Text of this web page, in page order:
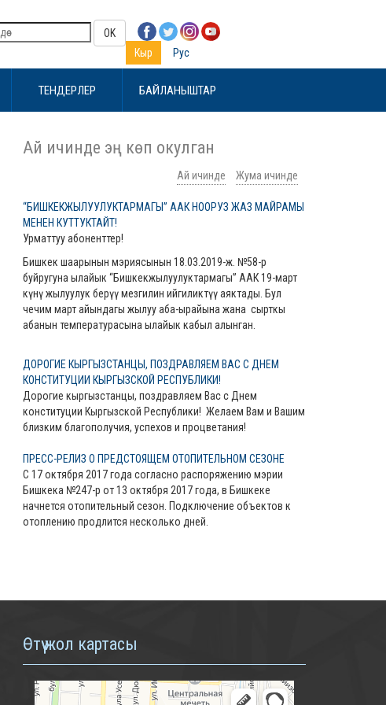
OK
Кыр
Рус
ТЕНДЕРЛЕР БАЙЛАНЫШТАР
Ай ичинде эң көп окулган
Ай ичинде Жума ичинде
“БИШКЕКЖЫЛУУЛУКТАРМАГЫ” ААК НООРУЗ ЖАЗ МАЙРАМЫ
МЕНЕН КУТТУКТАЙТ!
Урматтуу абоненттер!
Бишкек шаарынын мэриясынын 18.03.2019-ж. №58-р
буйругуна ылайык “Бишкекжылуулуктармагы” ААК 19-март
күнү жылуулук берүү мезгилин ийгиликтүү аяктады. Бул
чечим март айындагы жылуу аба-ырайына жана сырткы
абанын температурасына ылайык кабыл алынган.
ДОРОГИЕ КЫРГЫЗСТАНЦЫ, ПОЗДРАВЛЯЕМ ВАС С ДНЕМ
КОНСТИТУЦИИ КЫРГЫЗСКОЙ РЕСПУБЛИКИ!
Дорогие кыргызстанцы, поздравляем Вас с Днем
конституции Кыргызской Республики! Желаем Вам и Вашим
близким благополучия, успехов и процветания!
ПРЕСС-РЕЛИЗ О ПРЕДСТОЯЩЕМ ОТОПИТЕЛЬНОМ СЕЗОНЕ
С 17 октября 2017 года согласно распоряжению мэрии
Бишкека №247-р от 13 октября 2017 года, в Бишкеке
начнется отопительный сезон. Подключение объектов к
отоплению продлится несколько дней.
Өтүү жол картасы